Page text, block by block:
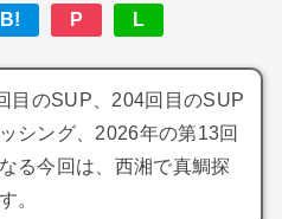
B! P L
目のSUP、204回目のSUP
シング、2026年の第13回
る今回は、西湘で真鯛探
。